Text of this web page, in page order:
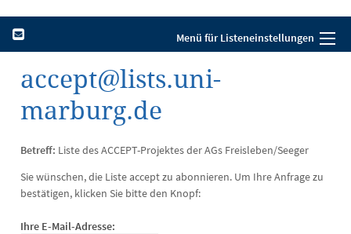
Menü für Listeneinstellungen
accept@lists.uni-
marburg.de
Betreff: Liste des ACCEPT-Projektes der AGs Freisleben/Seeger
Sie wünschen, die Liste accept zu abonnieren. Um Ihre Anfrage zu
bestätigen, klicken Sie bitte den Knopf:
Ihre E-Mail-Adresse: